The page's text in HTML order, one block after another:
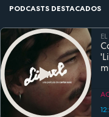
PODCASTS DESTACADOS